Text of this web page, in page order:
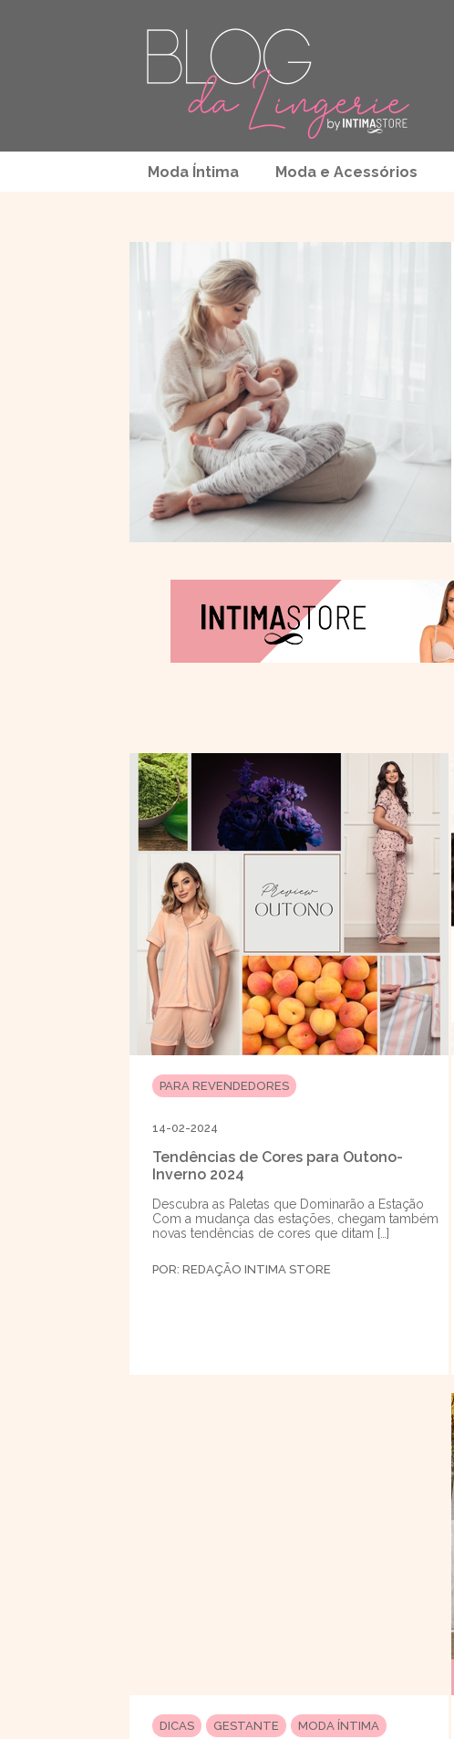
Moda Íntima Moda e Acessórios
PARA REVENDEDORES
14-02-2024
Tendências de Cores para Outono-
Inverno 2024
Descubra as Paletas que Dominarão a Estação
Com a mudança das estações, chegam também
novas tendências de cores que ditam […]
POR: REDAÇÃO INTIMA STORE
DICAS GESTANTE
MODA ÍNTIMA